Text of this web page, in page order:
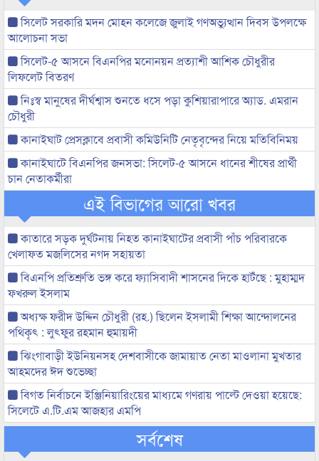
সিলেট সরকারি মদন মোহন কলেজে জুলাই গণঅভ্যুত্থান দিবস উপলক্ষে
আলোচনা সভা
সিলেট-৫ আসনে বিএনপির মনোনয়ন প্রত্যাশী আশিক চৌধুরীর
লিফলেট বিতরণ
নিঃস্ব মানুষের দীর্ঘশ্বাস শুনতে ধসে পড়া কুশিয়ারাপারে অ্যাড. এমরান
চৌধুরী
কানাইঘাট প্রেসক্লাবে প্রবাসী কমিউনিটি নেতৃবৃন্দের নিয়ে মতিবিনিময়
কানাইঘাটে বিএনপির জনসভা: সিলেট-৫ আসনে ধানের শীষের প্রার্থী
চান নেতাকর্মীরা
এই বিভাগের আরো খবর
কাতারে সড়ক দুর্ঘটনায় নিহত কানাইঘাটের প্রবাসী পাঁচ পরিবারকে
খেলাফত মজলিসের নগদ সহায়তা
বিএনপি প্রতিশ্রুতি ভঙ্গ করে ফ্যাসিবাদী শাসনের দিকে হাটঁছে : মুহাম্মদ
ফখরুল ইসলাম
অধ্যক্ষ ফরীদ উদ্দিন চৌধুরী (রহ.) ছিলেন ইসলামী শিক্ষা আন্দোলনের
পথিকৃৎ : লুৎফুর রহমান হুমায়দী
ঝিংগাবাড়ী ইউনিয়নসহ দেশবাসীকে জামায়াত নেতা মাওলানা মুখতার
আহমদের ঈদ শুভেচ্ছা
বিগত নির্বাচনে ইঞ্জিনিয়ারিংয়ের মাধ্যমে গণরায় পাল্টে দেওয়া হয়েছে:
সিলেটে এ.টি.এম আজহার এমপি
সর্বশেষ